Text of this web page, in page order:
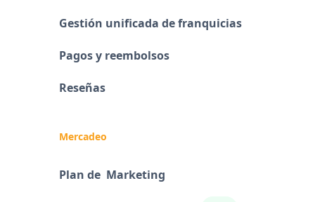
Gestión unificada de franquicias
Pagos y reembolsos
Reseñas
Mercadeo
Plan de Marketing